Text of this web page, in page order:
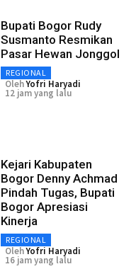
Bupati Bogor Rudy
Susmanto Resmikan
Pasar Hewan Jonggol
REGIONAL
OlehYofri Haryadi
12 jam yang lalu
Kejari Kabupaten
Bogor Denny Achmad
Pindah Tugas, Bupati
Bogor Apresiasi
Kinerja
REGIONAL
OlehYofri Haryadi
16 jam yang lalu